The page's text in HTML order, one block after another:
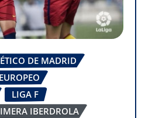
DE MADRID
LIGA F
IBERDROLA